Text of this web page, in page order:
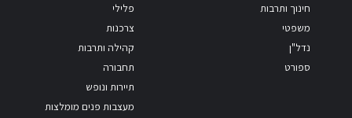
חינוך ותרבות
משפטי
נדל"ן
ספורט
פלילי
צרכנות
קהילה ותרבות
תחבורה
תיירות ונופש
מעצבות פנים מומלצות